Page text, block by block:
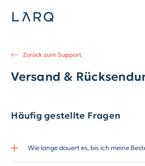
Zurück zum Support
Versand &
Häufig gestellte Fragen
Wie lange dauert es, bis ich meine